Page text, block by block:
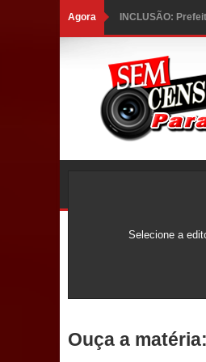
Agora INCLUSÃO:
Social; veja
necessária!
Ouça a matéria: